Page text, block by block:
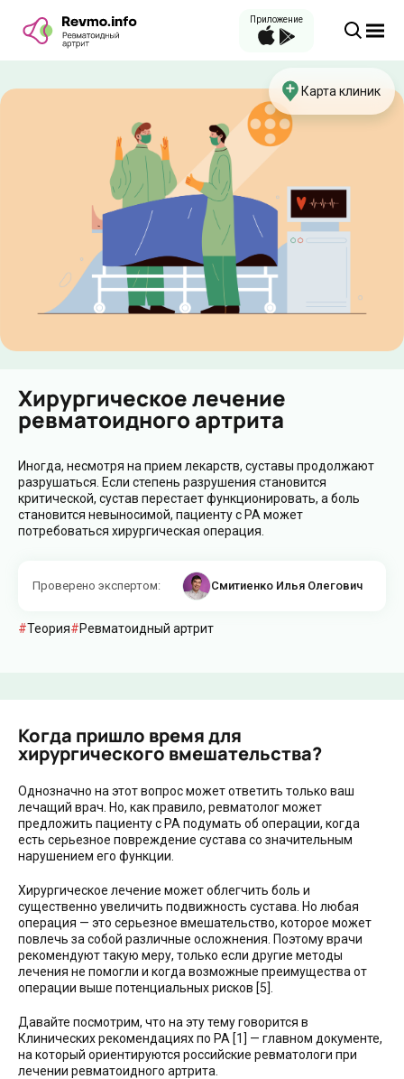
Приложение
Карта клиник
Хирургическое лечение
ревматоидного артрита
Иногда, несмотря на прием лекарств, суставы продолжают
разрушаться. Если степень разрушения становится
критической, сустав перестает функционировать, а боль
становится невыносимой, пациенту с РА может
потребоваться хирургическая операция.
Проверено экспертом: Смитиенко Илья Олегович
Теория Ревматоидный артрит
Когда пришло время для
хирургического вмешательства?
Однозначно на этот вопрос может ответить только ваш
лечащий врач. Но, как правило, ревматолог может
предложить пациенту с РА подумать об операции, когда
есть серьезное повреждение сустава со значительным
нарушением его функции.
Хирургическое лечение может облегчить боль и
существенно увеличить подвижность сустава. Но любая
операция — это серьезное вмешательство, которое может
повлечь за собой различные осложнения. Поэтому врачи
рекомендуют такую меру, только если другие методы
лечения не помогли и когда возможные преимущества от
операции выше потенциальных рисков [5].
Давайте посмотрим, что на эту тему говорится в
Клинических рекомендациях по РА [1] — главном документе,
на который ориентируются российские ревматологи при
лечении ревматоидного артрита.